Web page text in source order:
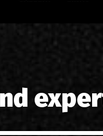
Compilations
Live